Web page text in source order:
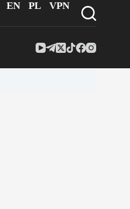
EN PL VPN